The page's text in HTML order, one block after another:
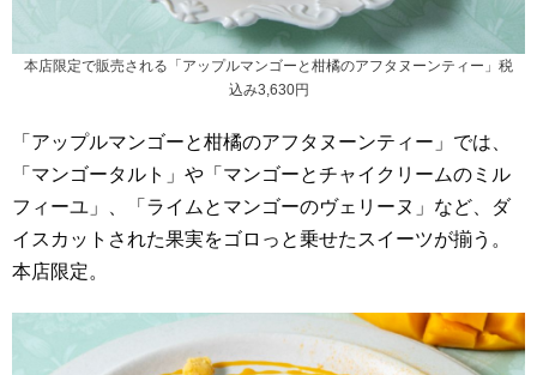
本店限定で販売される「アップルマンゴーと柑橘のアフタヌーンティー」税
込み3,630円
「アップルマンゴーと柑橘のアフタヌーンティー」では、
「マンゴータルト」や「マンゴーとチャイクリームのミル
フィーユ」、「ライムとマンゴーのヴェリーヌ」など、ダ
イスカットされた果実をゴロっと乗せたスイーツが揃う。
本店限定。